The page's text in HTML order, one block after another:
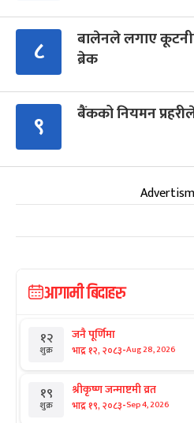
८
बालेनले लगाए
ब्रेक
९ बैंकको नियमन
आगामी बिदाहरु
१२
शुक्र
जनै पूर्णिमा
भाद्र १२, २०८३-Aug 28, 2026
१९
शुक्र
श्रीकृष्ण जन्माष्टमी व्रत
भाद्र १९, २०८३-Sep 4, 2026